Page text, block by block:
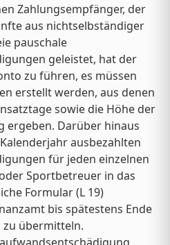
Zahlungsempfänger, der
aus nichtselbständiger
pauschale
geleistet, hat der
zu führen, es müssen
erstellt werden, aus denen
sowie die Höhe der
ergeben. Darüber hinaus
ausbezahlten
für jeden einzelnen
Sportbetreuer in das
Formular (L 19)
bis spätestens Ende
zu übermitteln.